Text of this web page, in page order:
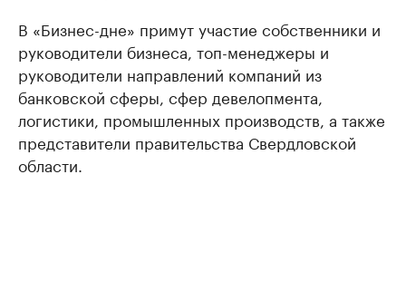
В «Бизнес-дне» примут участие собственники и
руководители бизнеса, топ-менеджеры и
руководители направлений компаний из
банковской сферы, сфер девелопмента,
логистики, промышленных производств, а также
представители правительства Свердловской
области.